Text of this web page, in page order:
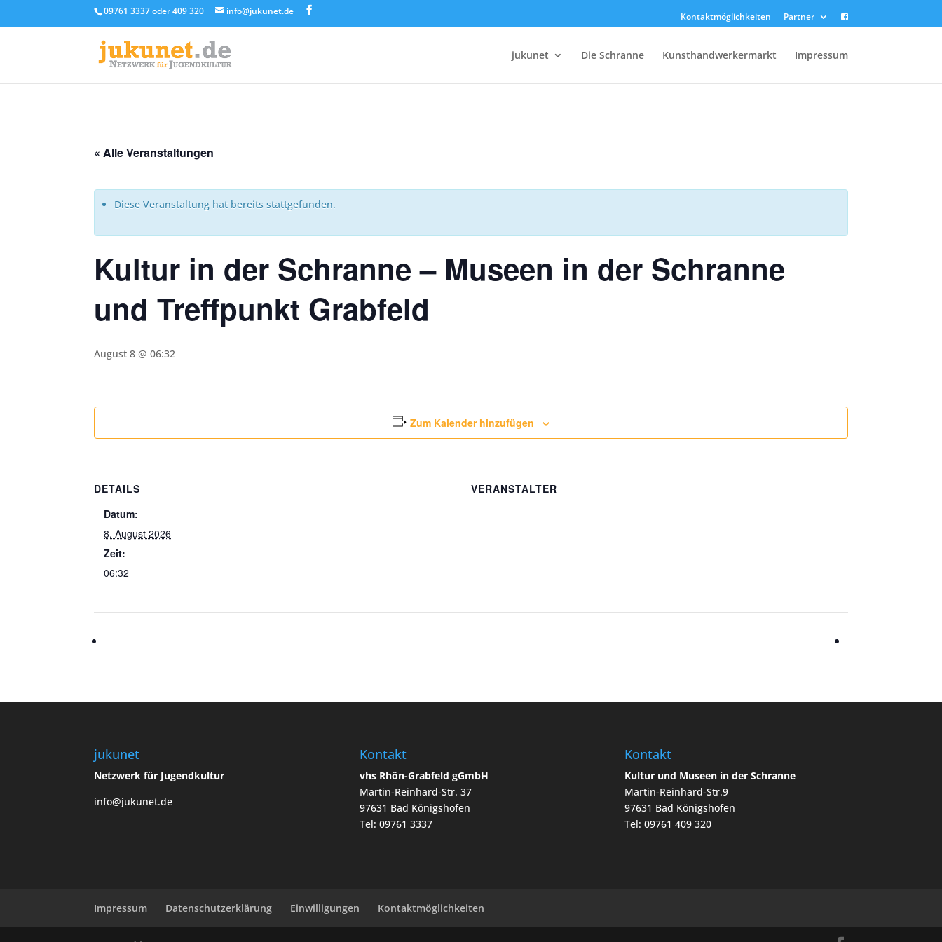
09761 3337 oder 409 320 info@jukunet.de Kontaktmöglichkeiten Partner
jukunet Die Schranne Kunsthandwerkermarkt Impressum
« Alle Veranstaltungen
Diese Veranstaltung hat bereits stattgefunden.
Kultur in der Schranne – Museen in der Schranne
und Treffpunkt Grabfeld
August 8 @ 06:32
Zum Kalender hinzufügen
DETAILS
Datum:
8. August 2026
Zeit:
06:32
VERANSTALTER
jukunet
Netzwerk für Jugendkultur
info@jukunet.de
Kontakt
vhs Rhön-Grabfeld gGmbH
Martin-Reinhard-Str. 37
97631 Bad Königshofen
Tel: 09761 3337
Kontakt
Kultur und Museen in der Schranne
Martin-Reinhard-Str.9
97631 Bad Königshofen
Tel: 09761 409 320
Impressum Datenschutzerklärung Einwilligungen Kontaktmöglichkeiten